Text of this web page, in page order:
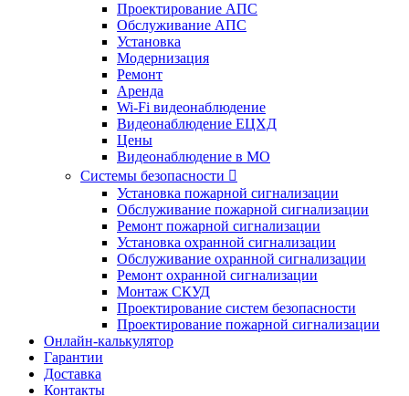
Проектирование АПС
Обслуживание АПС
Установка
Модернизация
Ремонт
Аренда
Wi-Fi видеонаблюдение
Видеонаблюдение ЕЦХД
Цены
Видеонаблюдение в МО
Системы безопасности 
Установка пожарной сигнализации
Обслуживание пожарной сигнализации
Ремонт пожарной сигнализации
Установка охранной сигнализации
Обслуживание охранной сигнализации
Ремонт охранной сигнализации
Монтаж СКУД
Проектирование систем безопасности
Проектирование пожарной сигнализации
Онлайн-калькулятор
Гарантии
Доставка
Контакты